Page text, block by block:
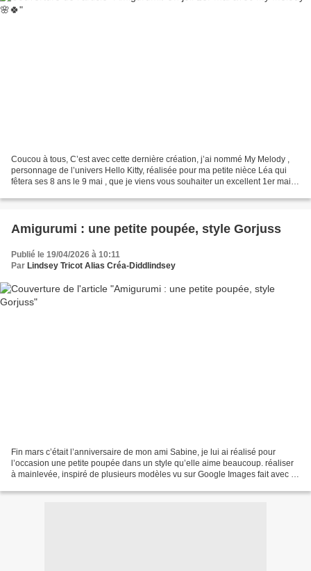
Coucou à tous, C’est avec cette dernière création, j’ai nommé My Melody ,
personnage de l’univers Hello Kitty, réalisée pour ma petite nièce Léa qui
fêtera ses 8 ans le 9 mai , que je viens vous souhaiter un excellent 1er mai .
Amigurumi : une petite poupée, style Gorjuss
Publié le 19/04/2026 à 10:11
Par Lindsey Tricot Alias Créa-Diddlindsey
Fin mars c’était l’anniversaire de mon ami Sabine, je lui ai réalisé pour
l’occasion une petite poupée dans un style qu’elle aime beaucoup. réaliser
à mainlevée, inspiré de plusieurs modèles vu sur Google Images fait avec ce